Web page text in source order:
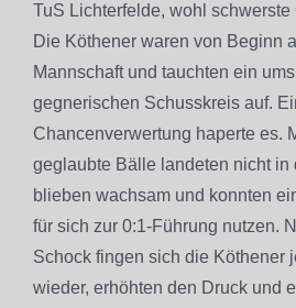
TuS Lichterfelde, wohl schwerste
Die Köthener waren von Beginn
Mannschaft und tauchten ein
gegnerischen Schusskreis auf.
Chancenverwertung haperte es.
geglaubte Bälle landeten nicht in
blieben wachsam und konnten
für sich zur 0:1-Führung nutzen.
Schock fingen sich die Köthener
wieder, erhöhten den Druck und